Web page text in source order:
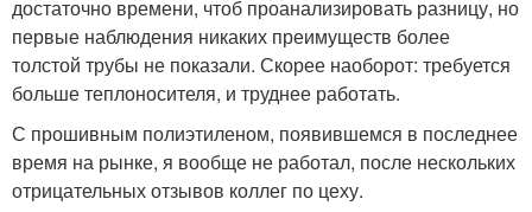
достаточно времени, чтоб проанализировать разницу, но
первые наблюдения никаких преимуществ более
толстой трубы не показали. Скорее наоборот: требуется
больше теплоносителя, и труднее работать.
С прошивным полиэтиленом, появившемся в последнее
время на рынке, я вообще не работал, после нескольких
отрицательных отзывов коллег по цеху.